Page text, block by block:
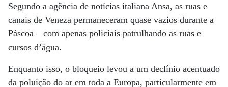
Segundo a agência de notícias italiana Ansa, as ruas e
canais de Veneza permaneceram quase vazios durante a
Páscoa – com apenas policiais patrulhando as ruas e
cursos d’água.
Enquanto isso, o bloqueio levou a um declínio acentuado
da poluição do ar em toda a Europa, particularmente em